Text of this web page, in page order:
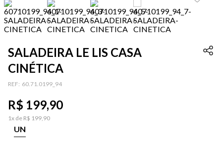
FRETE GRÁTIS*
BAIXE O APP
SALADEIRA LE LIS CASA
CINÉTICA
: 60.71.0199_94
R$ 199,90
1x de R$ 199,90
UN